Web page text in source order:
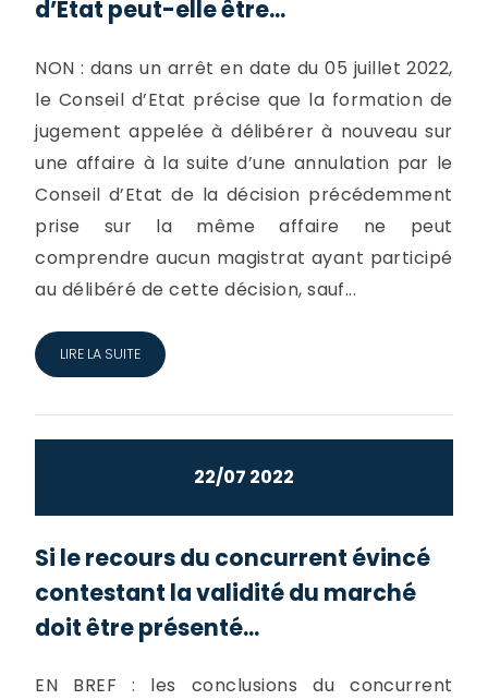
d’Etat peut-elle être...
NON : dans un arrêt en date du 05 juillet 2022,
le Conseil d’Etat précise que la formation de
jugement appelée à délibérer à nouveau sur
une affaire à la suite d’une annulation par le
Conseil d’Etat de la décision précédemment
prise sur la même affaire ne peut
comprendre aucun magistrat ayant participé
au délibéré de cette décision, sauf...
LIRE LA SUITE
22/07 2022
Si le recours du concurrent évincé
contestant la validité du marché
doit être présenté...
EN BREF : les conclusions du concurrent